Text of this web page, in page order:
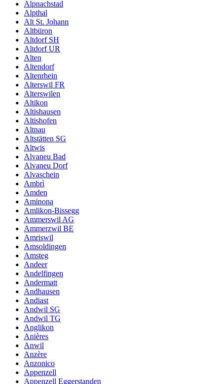
Alpnachstad
Alpthal
Alt St. Johann
Altbüron
Altdorf SH
Altdorf UR
Alten
Altendorf
Altenrhein
Alterswil FR
Alterswilen
Altikon
Altishausen
Altishofen
Altnau
Altstätten SG
Altwis
Alvaneu Bad
Alvaneu Dorf
Alvaschein
Ambrì
Amden
Aminona
Amlikon-Bissegg
Ammerswil AG
Ammerzwil BE
Amriswil
Amsoldingen
Amsteg
Andeer
Andelfingen
Andermatt
Andhausen
Andiast
Andwil SG
Andwil TG
Anglikon
Anières
Anwil
Anzère
Anzonico
Appenzell
Appenzell Eggerstanden